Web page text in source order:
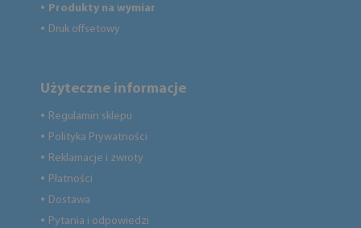
● Produkty na wymiar
● Druk offsetowy
Użyteczne informacje
● Regulamin sklepu
● Polityka Prywatności
● Reklamacje i zwroty
● Płatności
● Dostawa
● Pytania i odpowiedzi